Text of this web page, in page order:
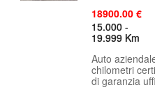
18900.00 €
15.000 -
19.999 Km
Auto
chilometri
di garanzia